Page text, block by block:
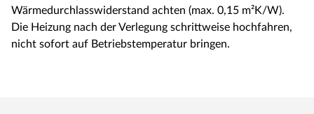
Wärmedurchlasswiderstand achten (max. 0,15 m²K/W).
Die Heizung nach der Verlegung schrittweise hochfahren,
nicht sofort auf Betriebstemperatur bringen.